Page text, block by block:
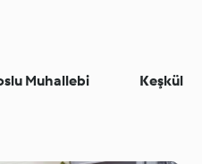
Muhallebi Keşkül